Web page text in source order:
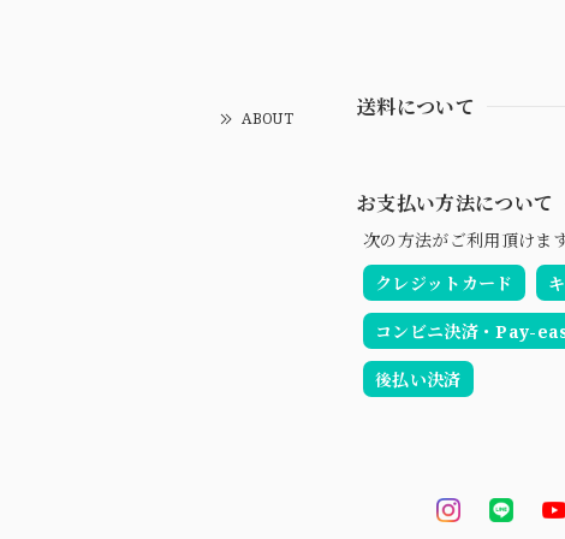
ABOUT 送料について
お支払い方法について
次の方法がご利用頂けます
クレジットカード
コンビニ決済・Pay-
後払い決済